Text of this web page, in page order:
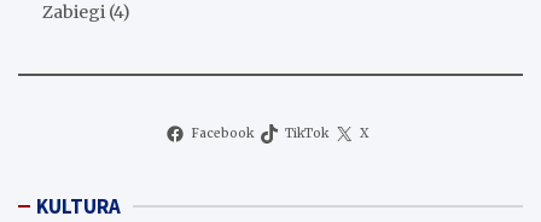
Zabiegi (4)
Facebook TikTok X
KULTURA